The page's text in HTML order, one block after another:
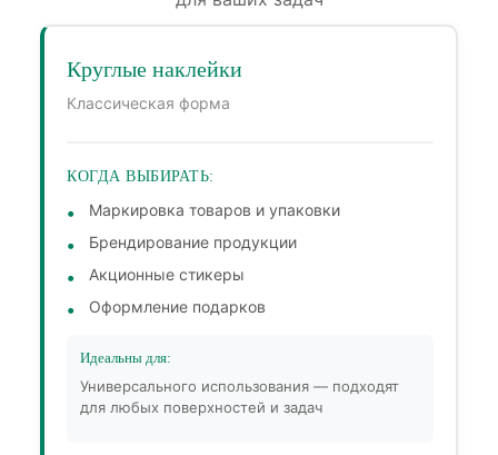
Круглые наклейки
Классическая форма
КОГДА ВЫБИРАТЬ:
Маркировка товаров и упаковки
Брендирование продукции
Акционные стикеры
Оформление подарков
Идеальны для:
Универсального использования — подходят
для любых поверхностей и задач